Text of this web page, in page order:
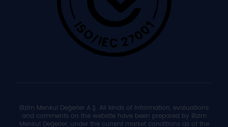
Bizim Menkul Değerler A.Ş. All kinds of information, evaluations
and comments on the website have been prepared by Bizim
Menkul Değerler, under the current market conditions as of the